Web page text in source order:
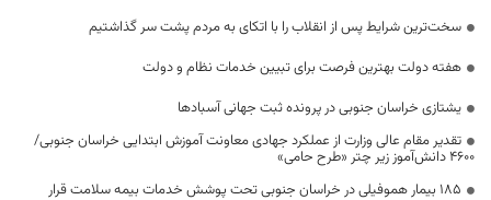
سخت‌ترین شرایط پس از انقلاب را با اتکای به مردم پشت سر گذاشتیم
هفته دولت بهترین فرصت برای تبیین خدمات نظام و دولت
یشتازی خراسان جنوبی در پرونده ثبت جهانی آسبادها
تقدیر مقام عالی وزارت از عملکرد جهادی معاونت آموزش ابتدایی خراسان جنوبی/
۴۶۰۰ دانش‌آموز زیر چتر «طرح حامی»
۱۸۵ بیمار هموفیلی در خراسان جنوبی تحت پوشش خدمات بیمه سلامت قرار